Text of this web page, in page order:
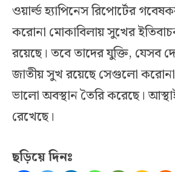
ওয়ার্ল্ড হ্যাপিনেস রিপোর্টের
করোনা মোকাবিলায় সুখের
রয়েছে। তবে তাদের যুক্তি, যেসব
জাতীয় সুখ রয়েছে সেগুলো
ভালো অবস্থান তৈরি করেছে।
রেখেছে।
ছড়িয়ে দিনঃ